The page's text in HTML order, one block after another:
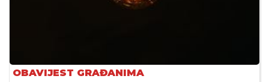
OBAVIJEST GRAĐANIMA